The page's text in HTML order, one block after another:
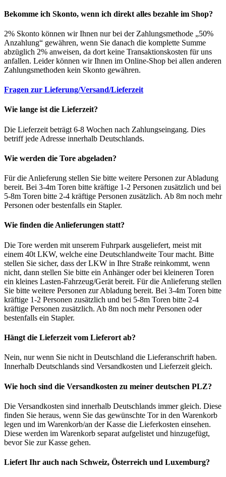
Bekomme ich Skonto, wenn ich direkt alles bezahle im Shop?
2% Skonto können wir Ihnen nur bei der Zahlungsmethode „50%
Anzahlung“ gewähren, wenn Sie danach die komplette Summe
abzüglich 2% anweisen, da dort keine Transaktionskosten für uns
anfallen. Leider können wir Ihnen im Online-Shop bei allen anderen
Zahlungsmethoden kein Skonto gewähren.
Fragen zur Lieferung/Versand/Lieferzeit
Wie lange ist die Lieferzeit?
Die Lieferzeit beträgt 6-8 Wochen nach Zahlungseingang. Dies
betriff jede Adresse innerhalb Deutschlands.
Wie werden die Tore abgeladen?
Für die Anlieferung stellen Sie bitte weitere Personen zur Abladung
bereit. Bei 3-4m Toren bitte kräftige 1-2 Personen zusätzlich und bei
5-8m Toren bitte 2-4 kräftige Personen zusätzlich. Ab 8m noch mehr
Personen oder bestenfalls ein Stapler.
Wie finden die Anlieferungen statt?
Die Tore werden mit unserem Fuhrpark ausgeliefert, meist mit
einem 40t LKW, welche eine Deutschlandweite Tour macht. Bitte
stellen Sie sicher, dass der LKW in Ihre Straße reinkommt, wenn
nicht, dann stellen Sie bitte ein Anhänger oder bei kleineren Toren
ein kleines Lasten-Fahrzeug/Gerät bereit. Für die Anlieferung stellen
Sie bitte weitere Personen zur Abladung bereit. Bei 3-4m Toren bitte
kräftige 1-2 Personen zusätzlich und bei 5-8m Toren bitte 2-4
kräftige Personen zusätzlich. Ab 8m noch mehr Personen oder
bestenfalls ein Stapler.
Hängt die Lieferzeit vom Lieferort ab?
Nein, nur wenn Sie nicht in Deutschland die Lieferanschrift haben.
Innerhalb Deutschlands sind Versandkosten und Lieferzeit gleich.
Wie hoch sind die Versandkosten zu meiner deutschen PLZ?
Die Versandkosten sind innerhalb Deutschlands immer gleich. Diese
finden Sie heraus, wenn Sie das gewünschte Tor in den Warenkorb
legen und im Warenkorb/an der Kasse die Lieferkosten einsehen.
Diese werden im Warenkorb separat aufgelistet und hinzugefügt,
bevor Sie zur Kasse gehen.
Liefert Ihr auch nach Schweiz, Österreich und Luxemburg?